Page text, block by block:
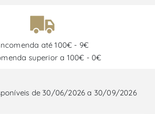
até 100€ - 9€
superior a 100€ - 0€
de 30/06/2026 a 30/09/2026